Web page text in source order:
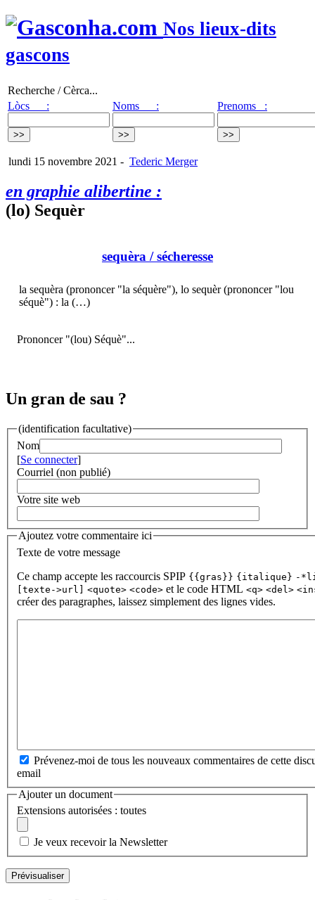
Nos lieux-dits
gascons
Recherche / Cèrca...
Lòcs :
Noms : Prenoms :
lundi 15 novembre 2021 - Tederic Merger
en graphie alibertine :
(lo) Sequèr
sequèra / sécheresse
la sequèra (prononcer "la séquère"), lo sequèr (prononcer "lou
séquè") : la (…)
Prononcer "(lou) Séquè"...
Un gran de sau ?
(identification facultative)
Nom
[Se connecter]
Courriel (non publié)
Votre site web
Ajoutez votre commentaire ici
Texte de votre message
Ce champ accepte les raccourcis SPIP {{gras}} {italique} -
[texte->url] <quote> <code> et le code HTML <q> <del>
créer des paragraphes, laissez simplement des lignes vides.
Prévenez-moi de tous les nouveaux commentaires de cette
email
Ajouter un document
Extensions autorisées : toutes
Je veux recevoir la Newsletter